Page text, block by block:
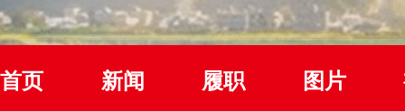
首页 新闻 履职 图片